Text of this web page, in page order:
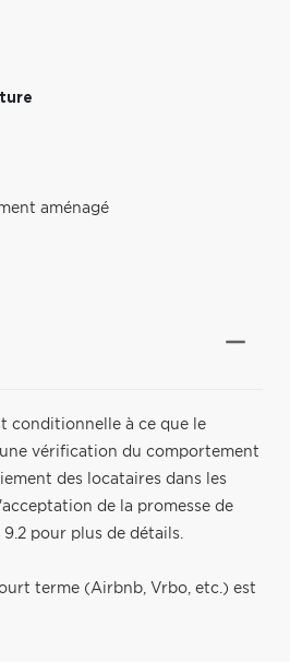
aménagé
conditionnelle à ce que le
une vérification du comportement
des locataires dans les
de la promesse de
pour plus de détails.
terme (Airbnb, Vrbo, etc.) est